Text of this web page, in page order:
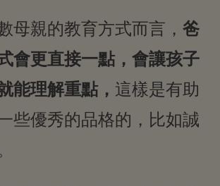
母親的教育方式而言， 爸
會更直接一點，會讓孩子
能理解重點， 這樣是有助
些優秀的品格的，比如誠